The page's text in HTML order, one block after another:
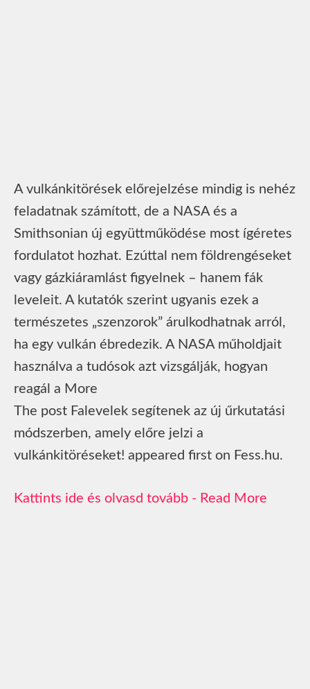
A vulkánkitörések előrejelzése mindig is nehéz
feladatnak számított, de a NASA és a
Smithsonian új együttműködése most ígéretes
fordulatot hozhat. Ezúttal nem földrengéseket
vagy gázkiáramlást figyelnek – hanem fák
leveleit. A kutatók szerint ugyanis ezek a
természetes „szenzorok” árulkodhatnak arról,
ha egy vulkán ébredezik. A NASA műholdjait
használva a tudósok azt vizsgálják, hogyan
reagál a More
The post Falevelek segítenek az új űrkutatási
módszerben, amely előre jelzi a
vulkánkitöréseket! appeared first on Fess.hu.
Read More